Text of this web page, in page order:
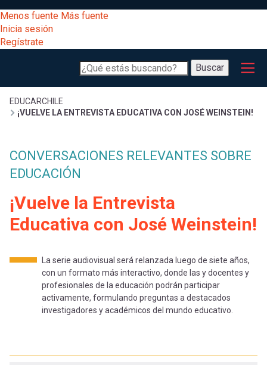
al
contenido
principal
[Educarchile
Escritorio]
entrar
a
mi
cuenta
Menos fuente Más fuente
Inicia sesión
Regístrate
Buscar
Buscar
Menú
principal
Desarrollo
Expand
Gestión
Comunidad
Expand
Expand
[Educarchile
Mobile]
Menú
Inicia
Regístrate
Sobrescribir
enlaces
de
ayuda
a
EDUCARCHILE
¡VUELVE LA ENTREVISTA EDUCATIVA CON JOSÉ WEINSTEIN!
CONVERSACIONES RELEVANTES SOBRE
EDUCACIÓN
¡Vuelve la Entrevista
Educativa con José Weinstein!
La serie audiovisual será relanzada luego de siete años,
con un formato más interactivo, donde las y docentes y
profesionales de la educación podrán participar
activamente, formulando preguntas a destacados
investigadores y académicos del mundo educativo.